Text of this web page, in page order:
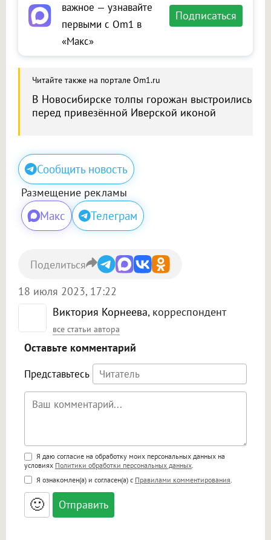
важное — узнавайте
первыми с Om1 в
«Макс»
Подписаться
Читайте также на портале Om1.ru
В Новосибирске толпы горожан выстроились
перед привезённой Иверской иконой
Сообщить новость
Размещение рекламы
Макс Телеграм
Виктория Корнеева, корреспондент
все статьи автора
18 июля 2023, 17:22
Поделиться
Оставьте комментарий
Представьтесь
Поддержка HTML
<b>, <strong>, <u>, <i>, <em>, <s>, <big>,
<small>, <sup>, <sub>, <pre>, <ul>, <ol>, <li>,
<blockquote>, <code> экранирует HTML,
адреса URL автоматически становятся
ссылками, и [img]адрес[/img] будет
Я даю согласие на обработку моих персональных данных на
условиях Политики обработки персональных данных
Я ознакомлен(а) и согласен(а) с Правилами комментирования
🙂